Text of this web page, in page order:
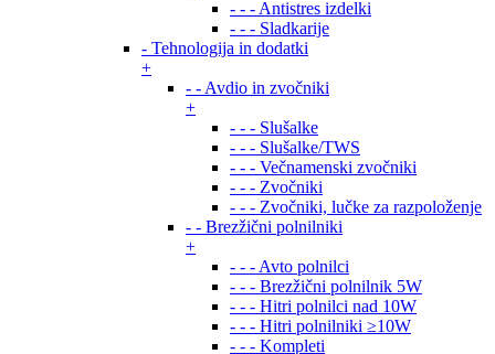
- - - Antistres izdelki
- - - Sladkarije
- Tehnologija in dodatki
+
- - Avdio in zvočniki
+
- - - Slušalke
- - - Slušalke/TWS
- - - Večnamenski zvočniki
- - - Zvočniki
- - - Zvočniki, lučke za razpoloženje
- - Brezžični polnilniki
+
- - - Avto polnilci
- - - Brezžični polnilnik 5W
- - - Hitri polnilci nad 10W
- - - Hitri polnilniki ≥10W
- - - Kompleti